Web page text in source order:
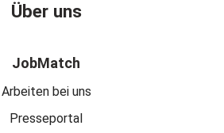
Über uns
JobMatch
Arbeiten bei uns
Presseportal